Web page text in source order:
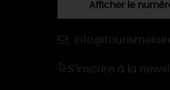
Afficher le
S'inscrire à la